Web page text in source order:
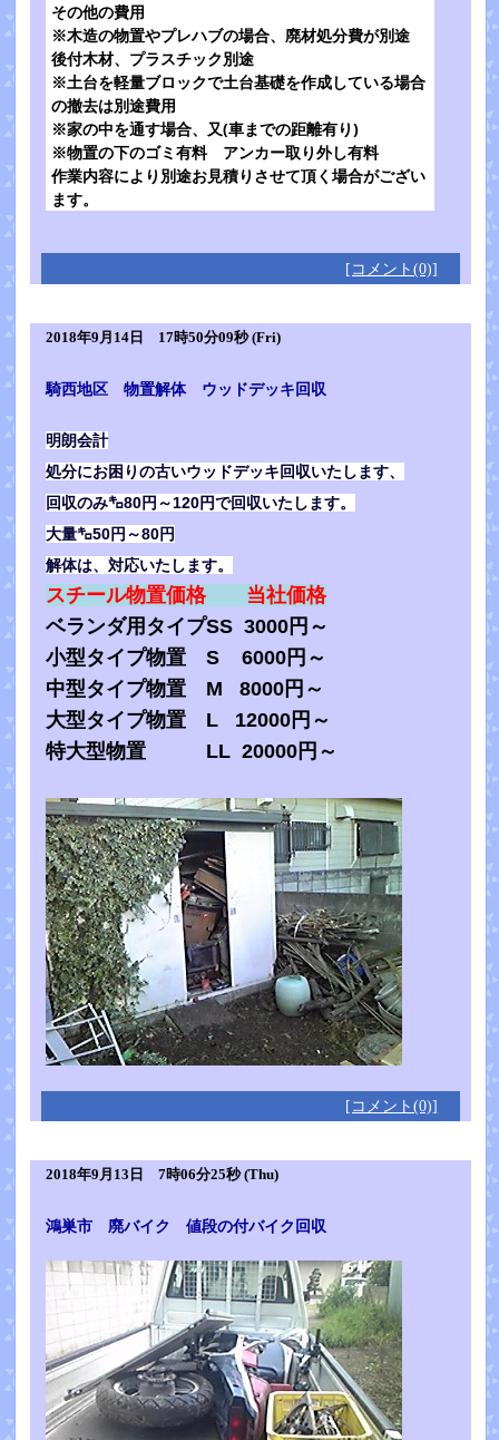
その他の費用
※木造の物置やプレハブの場合、廃材処分費が別途
後付木材、プラスチック別途
※土台を軽量ブロックで土台基礎を作成している場合
の撤去は別途費用
※家の中を通す場合、又(車までの距離有り)
※物置の下のゴミ有料 アンカー取り外し有料
作業内容により別途お見積りさせて頂く場合がござい
ます。
[コメント(0)]
2018年9月14日 17時50分09秒 (Fri)
騎西地区 物置解体 ウッドデッキ回収
明朗会計
処分にお困りの古いウッドデッキ回収いたします、
回収のみ㌔80円～120円で回収いたします。
大量㌔50円～80円
解体は、対応いたします。
スチール物置価格 当社価格
ベランダ用タイプSS 3000円～
小型タイプ物置 S 6000円～
中型タイプ物置 M 8000円～
大型タイプ物置 L 12000円～
特大型物置 LL 20000円～
[コメント(0)]
2018年9月13日 7時06分25秒 (Thu)
鴻巣市 廃バイク 値段の付バイク回収